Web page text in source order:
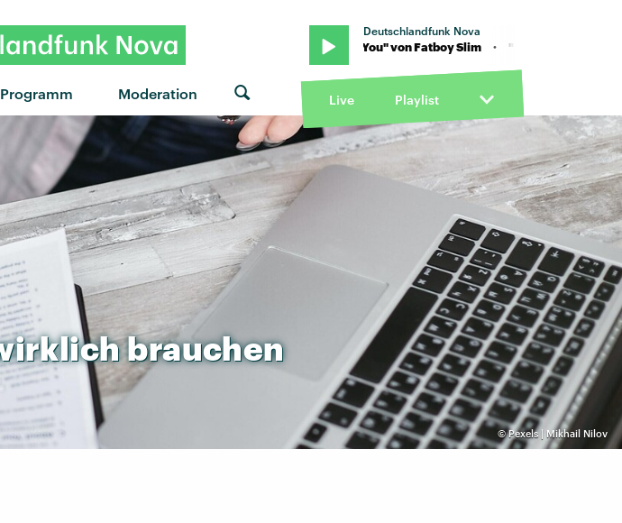
Programm Moderation
Deutschlandfunk Nova
"Praise You" von Fatboy Slim · "Praise You" von Fatboy Slim · "Praise You" von Fatboy Slim
Live Playlist
©Pexels | Mikhail Nilov
brauchen